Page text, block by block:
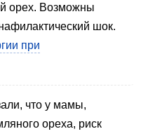
орех. Возможны
шок.
при
что у мамы,
ореха, риск